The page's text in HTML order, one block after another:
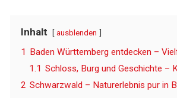
Inhalt ausblenden
1 Baden Württemberg entdecken –
1.1 Schloss, Burg und Geschichte –
2 Schwarzwald – Naturerlebnis pur in